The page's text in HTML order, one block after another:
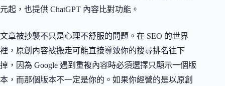
元起，也提供 ChatGPT 內容比對功能。
文章被抄襲不只是心理不舒服的問題。在 SEO 的世界
裡，原創內容被搬走可能直接導致你的搜尋排名往下
掉，因為 Google 遇到重複內容時必須選擇只顯示一個版
本，而那個版本不一定是你的。如果你經營的是以原創